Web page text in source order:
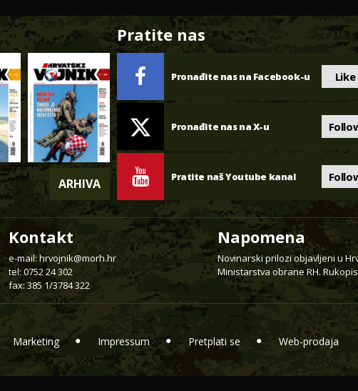
ARHIVA
Pratite nas
Pronađite nas na Facebook-u Like
Pronađite nas na X-u
Pratite naš Youtube kanal
Kontakt
e-mail: hrvojnik@morh.hr
tel: 0752 24 302
fax: 385 1/3784 322
Napomena
Novinarski prilozi objavljeni u
Ministarstva obrane RH.
Marketing Impressum Pretplati se Web-prodaja